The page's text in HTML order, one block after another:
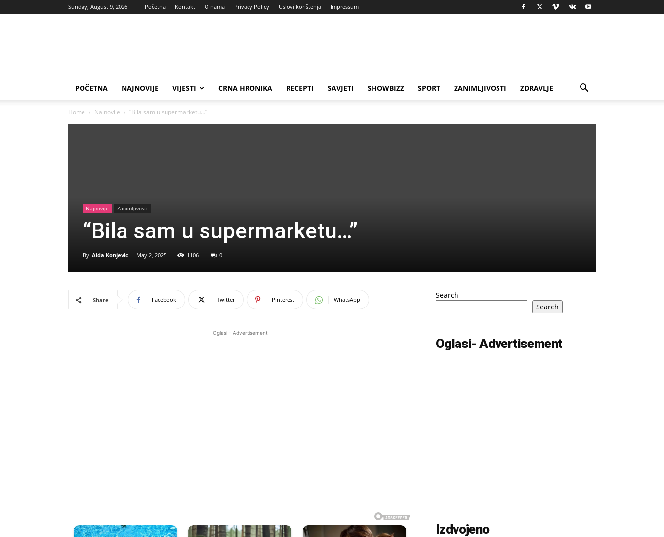
Sunday, August 9, 2026 Početna Kontakt O nama Privacy Policy Uslovi korištenja Impressum
POČETNA NAJNOVIJE VIJESTI CRNA HRONIKA RECEPTI SAVJETI SHOWBIZZ SPORT ZANIMLJIVOSTI ZDRAVLJE
Home Najnovije “Bila sam u supermarketu…”
Najnovije Zanimljivosti
“Bila sam u supermarketu…”
By Aida Konjevic - May 2, 2025 1106 0
Share Facebook Twitter Pinterest WhatsApp
Oglasi - Advertisement
Search
Search
Oglasi- Advertisement
Izdvojeno